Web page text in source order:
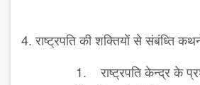
4. राष्ट्रपति की शक्तियों से संबंध्ति
1. राष्ट्रपति केन्द्र के